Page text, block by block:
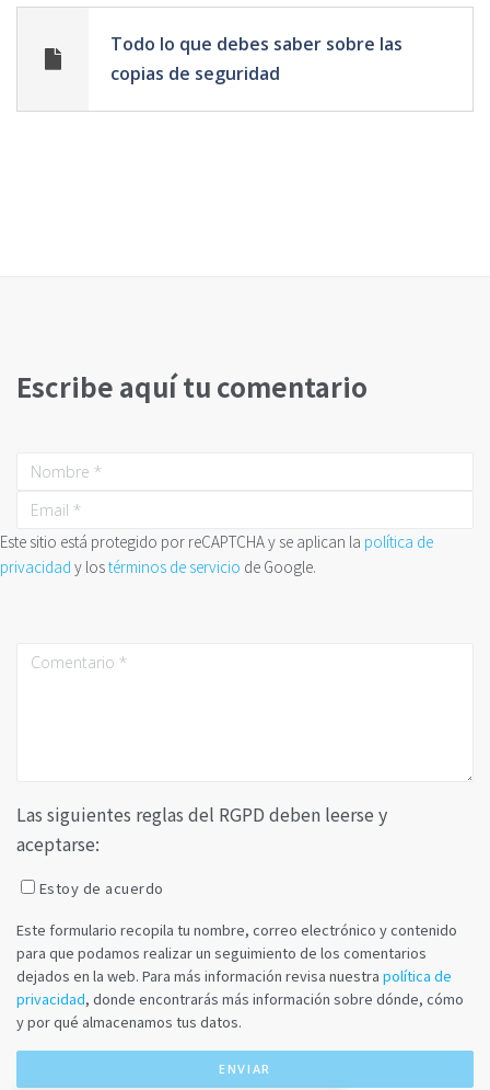
Todo lo que debes saber sobre las
copias de seguridad
Escribe aquí tu comentario
Este sitio está protegido por reCAPTCHA y se aplican la política de
privacidad y lostérminos de servicio de Google.
Las siguientes reglas del RGPD deben leerse y
aceptarse:
Estoy de acuerdo
Este formulario recopila tu nombre, correo electrónico y contenido
para que podamos realizar un seguimiento de los comentarios
dejados en la web. Para más información revisa nuestra política de
privacidad, donde encontrarás más información sobre dónde, cómo
y por qué almacenamos tus datos.